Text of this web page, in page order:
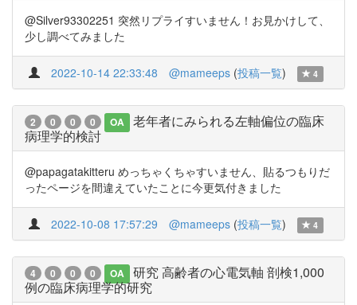
@Silver93302251 突然リプライすいません！お見かけして、
少し調べてみました
2022-10-14 22:33:48 @mameeps (投稿一覧) 4
2 0 0 0 OA
老年者にみられる左軸偏位の臨床
病理学的検討
@papagatakitteru めっちゃくちゃすいません、貼るつもりだ
ったページを間違えていたことに今更気付きました
2022-10-08 17:57:29 @mameeps (投稿一覧) 4
4 0 0 0 OA
研究 高齢者の心電気軸 剖検1,000
例の臨床病理学的研究